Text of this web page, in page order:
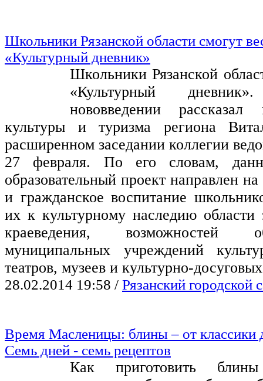
Школьники Рязанской области смогут
«Культурный дневник»
Школьники Рязанской
«Культурный
нововведении
культуры и туризма региона
расширенном заседании коллегии
27 февраля. По его словам,
образовательный проект направлен на
и гражданское воспитание
их к культурному наследию области
краеведения, возможностей
муниципальных учреждений
театров, музеев и культурно-
28.02.2014 19:58 / Рязанский городской
Время Масленицы: блины – от классики
Семь дней - семь рецептов
Как приготовить